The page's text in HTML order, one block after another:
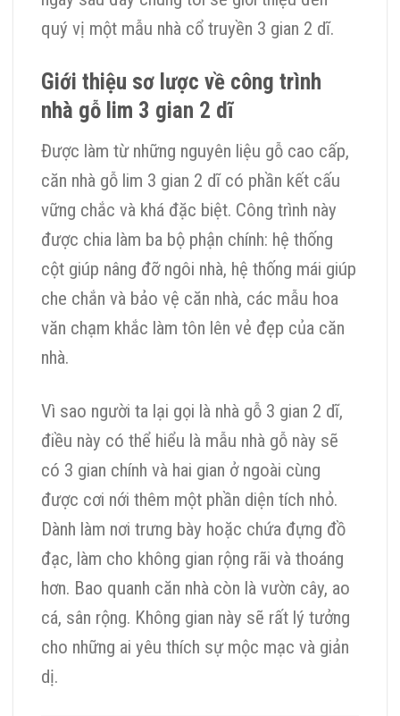
quý vị một mẫu nhà cổ truyền 3 gian 2 dĩ.
Giới thiệu sơ lược về công trình
nhà gỗ lim 3 gian 2 dĩ
Được làm từ những nguyên liệu gỗ cao cấp,
căn nhà gỗ lim 3 gian 2 dĩ có phần kết cấu
vững chắc và khá đặc biệt. Công trình này
được chia làm ba bộ phận chính: hệ thống
cột giúp nâng đỡ ngôi nhà, hệ thống mái giúp
che chắn và bảo vệ căn nhà, các mẫu hoa
văn chạm khắc làm tôn lên vẻ đẹp của căn
nhà.
Vì sao người ta lại gọi là nhà gỗ 3 gian 2 dĩ,
điều này có thể hiểu là mẫu nhà gỗ này sẽ
có 3 gian chính và hai gian ở ngoài cùng
được cơi nới thêm một phần diện tích nhỏ.
Dành làm nơi trưng bày hoặc chứa đựng đồ
đạc, làm cho không gian rộng rãi và thoáng
hơn. Bao quanh căn nhà còn là vườn cây, ao
cá, sân rộng. Không gian này sẽ rất lý tưởng
cho những ai yêu thích sự mộc mạc và giản
dị.